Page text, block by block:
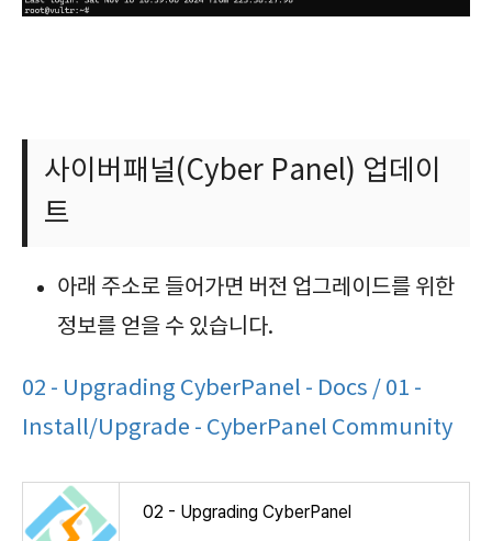
사이버패널(Cyber Panel) 업데이
트
아래 주소로 들어가면 버전 업그레이드를 위한
정보를 얻을 수 있습니다.
02 - Upgrading CyberPanel - Docs / 01 -
Install/Upgrade - CyberPanel Community
02 - Upgrading CyberPanel